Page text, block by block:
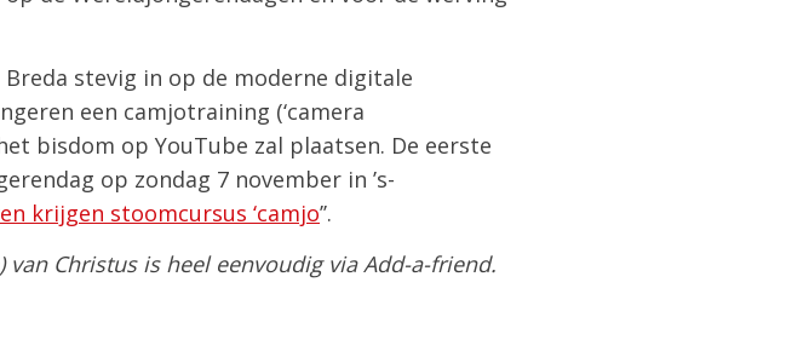
stevig in op de moderne digitale
een camjotraining (‘camera
bisdom op YouTube zal plaatsen. De eerste
op zondag 7 november in ’s-
krijgen stoomcursus ‘camjo’’.
Christus is heel eenvoudig via Add-a-friend.